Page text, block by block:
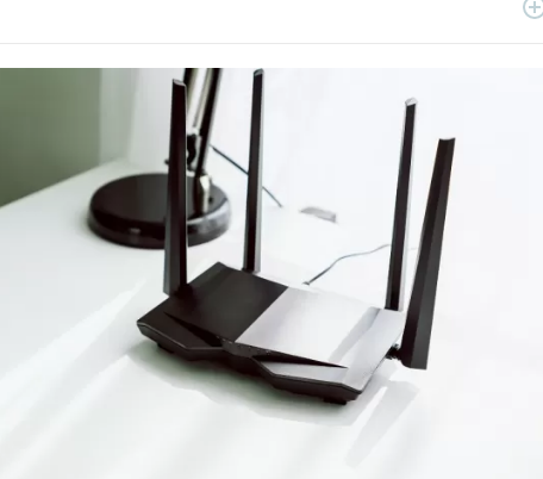
di fotografia, per Libero Tecnologia scrive guide all'acquisto e
prodotti tech del momento.